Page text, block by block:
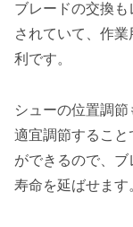
ブレードの交換
されていて、作
利です。
シューの位置調
適宜調節するこ
ができるので、
寿命を延ばせます